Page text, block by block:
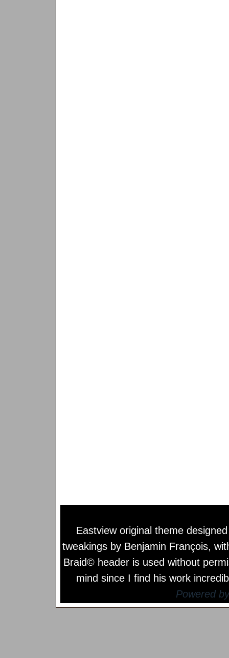
Eastview original theme
tweakings by Benjamin François,
Braid© header is used without
mind since I find his work
Powered